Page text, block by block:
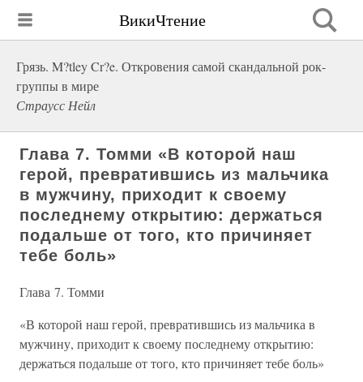
ВикиЧтение
Грязь. M?tley Cr?e. Откровения самой скандальной рок-
группы в мире
Страусс Нейл
Глава 7. Томми «В которой наш
герой, превратившись из мальчика
в мужчину, приходит к своему
последнему открытию: держаться
подальше от того, кто причиняет
тебе боль»
Глава 7. Томми
«В которой наш герой, превратившись из мальчика в
мужчину, приходит к своему последнему открытию:
держаться подальше от того, кто причиняет тебе боль»